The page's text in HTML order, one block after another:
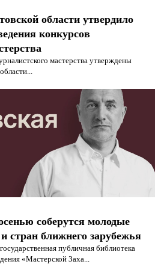
области утвердило
конкурсов
мастерства утверждены
соберутся молодые
стран ближнего зарубежья
публичная библиотека
«Мастерской Заха...